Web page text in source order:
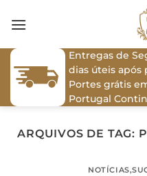
Entregas de
dias úteis após
Portes grátis
Portugal
ARQUIVOS DE TAG:
NOTÍCIAS,